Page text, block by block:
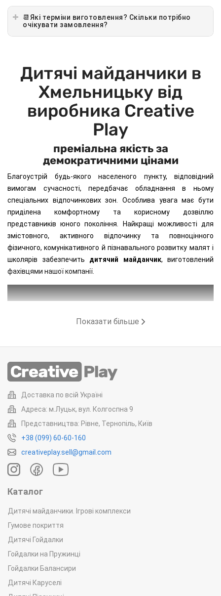
📆Які терміни виготовлення? Скільки потрібно
очікувати замовлення?
Дитячі майданчики в
Хмельницьку від
виробника Creative
Play
преміальна якість за
демократичними цінами
Благоустрій будь-якого населеного пункту, відповідний
вимогам сучасності, передбачає обладнання в ньому
спеціальних відпочинкових зон. Особлива увага має бути
приділена комфортному та корисному дозвіллю
представників юного покоління. Найкращі можливості для
змістовного, активного відпочинку та повноцінного
фізичного, комунікативного й пізнавального розвитку малят і
школярів забезпечить дитячий майданчик, виготовлений
фахівцями нашої компанії.
Ми пропонуємо відповідніігрові комплекси
асортименті. У цій галузі серед виробників України ми стали
беззаперечним лідером, завдяки численним плюсам своєї
Базові переваги
партнерства з нами
Можна назвати кілька пріоритетних особливостей Creative
Play, що зумовили вихід нашого бренду на вітчизняних
теренах у ТОП.
1.Відповідність наших виробів стандартам ДСТУ
Показати більше
Доставка по всій Україні
Адреса: м.Луцьк, вул. Колгоспна 9
Представництва: Рівне, Тернопіль, Київ
+38 (099) 60-60-160
creativeplay.sell@gmail.com
Каталог
Дитячі майданчики. Ігрові комплекси
Гумове покриття
Дитячі Гойдалки
Гойдалки на Пружинці
Гойдалки Балансири
Дитячі Каруселі